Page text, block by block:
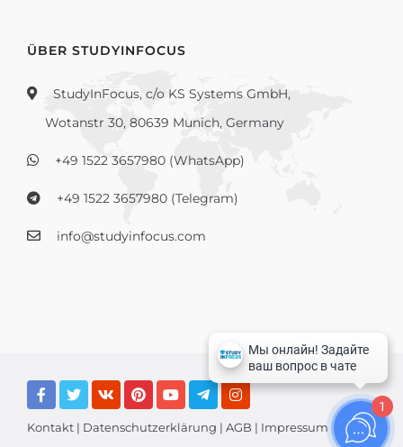
ÜBER STUDYINFOCUS
StudyInFocus, c/o KS Systems GmbH,
Wotanstr 30, 80639 Munich, Germany
+49 1522 3657980 (WhatsApp)
+49 1522 3657980 (Telegram)
info@studyinfocus.com
Kontakt | Datenschutzerklärung | AGB | Impressum
1